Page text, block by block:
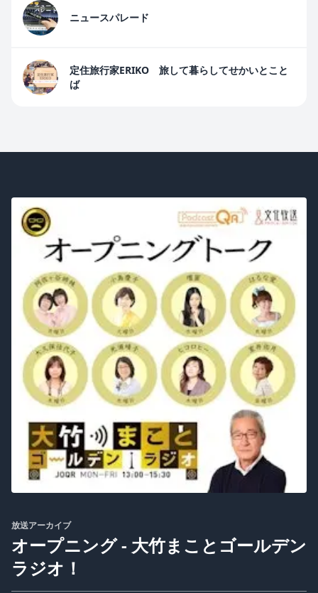
ニュースパレード
定住旅行家ERIKO 旅して暮らしてせかいとこと
ば
放送アーカイブ
オープニング - 大竹まことゴールデン
ラジオ！